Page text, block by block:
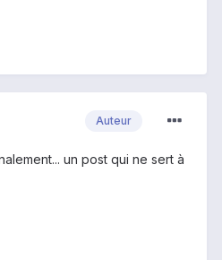
Auteur
un post qui ne sert à